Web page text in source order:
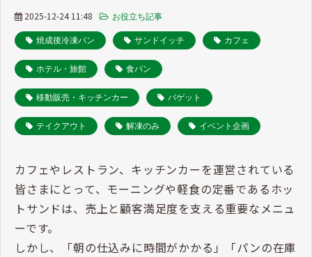
2025-12-24 11:48 お役立ち記事
焼成後冷凍パン サンドイッチ カフェ
ホテル・旅館 食パン
移動販売・キッチンカー バゲット
テイクアウト 解凍のみ イベント企画
カフェやレストラン、キッチンカーを運営されている
皆さまにとって、モーニングや軽食の定番であるホッ
トサンドは、売上と顧客満足度を支える重要なメニュ
ーです。
しかし、「朝の仕込みに時間がかかる」「パンの在庫